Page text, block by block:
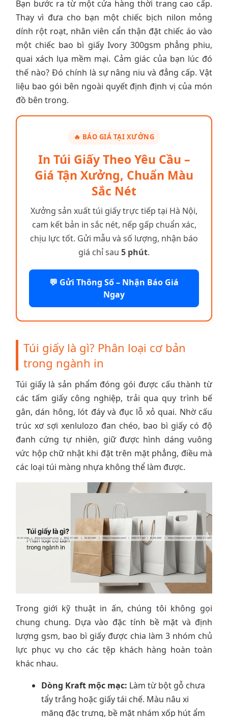
Bạn bước ra từ một cửa hàng thời trang cao cấp.
Thay vì đưa cho bạn một chiếc bịch nilon mỏng
dính rột roạt, nhân viên cẩn thận đặt chiếc áo vào
một chiếc bao bì giấy Ivory 300gsm phẳng phiu,
quai xách lụa mềm mại. Cảm giác của bạn lúc đó
thế nào? Đó chính là sự nâng niu và đẳng cấp. Vật
liệu bao gói bên ngoài quyết định định vị của món
đồ bên trong.
🔥 BÁO GIÁ TẠI XƯỞNG
In Túi Giấy Theo Yêu Cầu –
Giá Tận Xưởng, Chuẩn Màu
Sắc Nét
Xưởng sản xuất túi giấy trực tiếp tại Hà Nội,
cam kết bản in sắc nét, nếp gấp chuẩn xác,
chịu lực tốt. Gửi mẫu và số lượng, nhận báo
giá chỉ sau 5 phút.
💬 Gửi Thông Số – Nhận Báo Giá
Ngay
Túi giấy là gì? Phân loại cơ bản
trong ngành in
Túi giấy là sản phẩm đóng gói được cấu thành từ
các tấm giấy công nghiệp, trải qua quy trình bế
gân, dán hông, lót đáy và đục lỗ xỏ quai. Nhờ cấu
trúc xơ sợi xenlulozo đan chéo, bao bì giấy có độ
đanh cứng tự nhiên, giữ được hình dáng vuông
vức hộp chữ nhật khi đặt trên mặt phẳng, điều mà
các loại túi màng nhựa không thể làm được.
Trong giới kỹ thuật in ấn, chúng tôi không gọi
chung chung. Dựa vào đặc tính bề mặt và định
lượng gsm, bao bì giấy được chia làm 3 nhóm chủ
lực phục vụ cho các tệp khách hàng hoàn toàn
khác nhau.
Dòng Kraft mộc mạc: Làm từ bột gỗ chưa
tẩy trắng hoặc giấy tái chế. Màu nâu xi
măng đặc trưng, bề mặt nhám xốp hút ẩm